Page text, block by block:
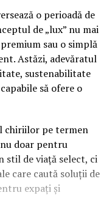
o perioadă de
de „lux” nu mai
sau o simplă
Astăzi, adevăratul
sustenabilitate
să ofere o
chiriilor pe termen
doar pentru
stil de viață select, ci
care caută soluții de
expați și